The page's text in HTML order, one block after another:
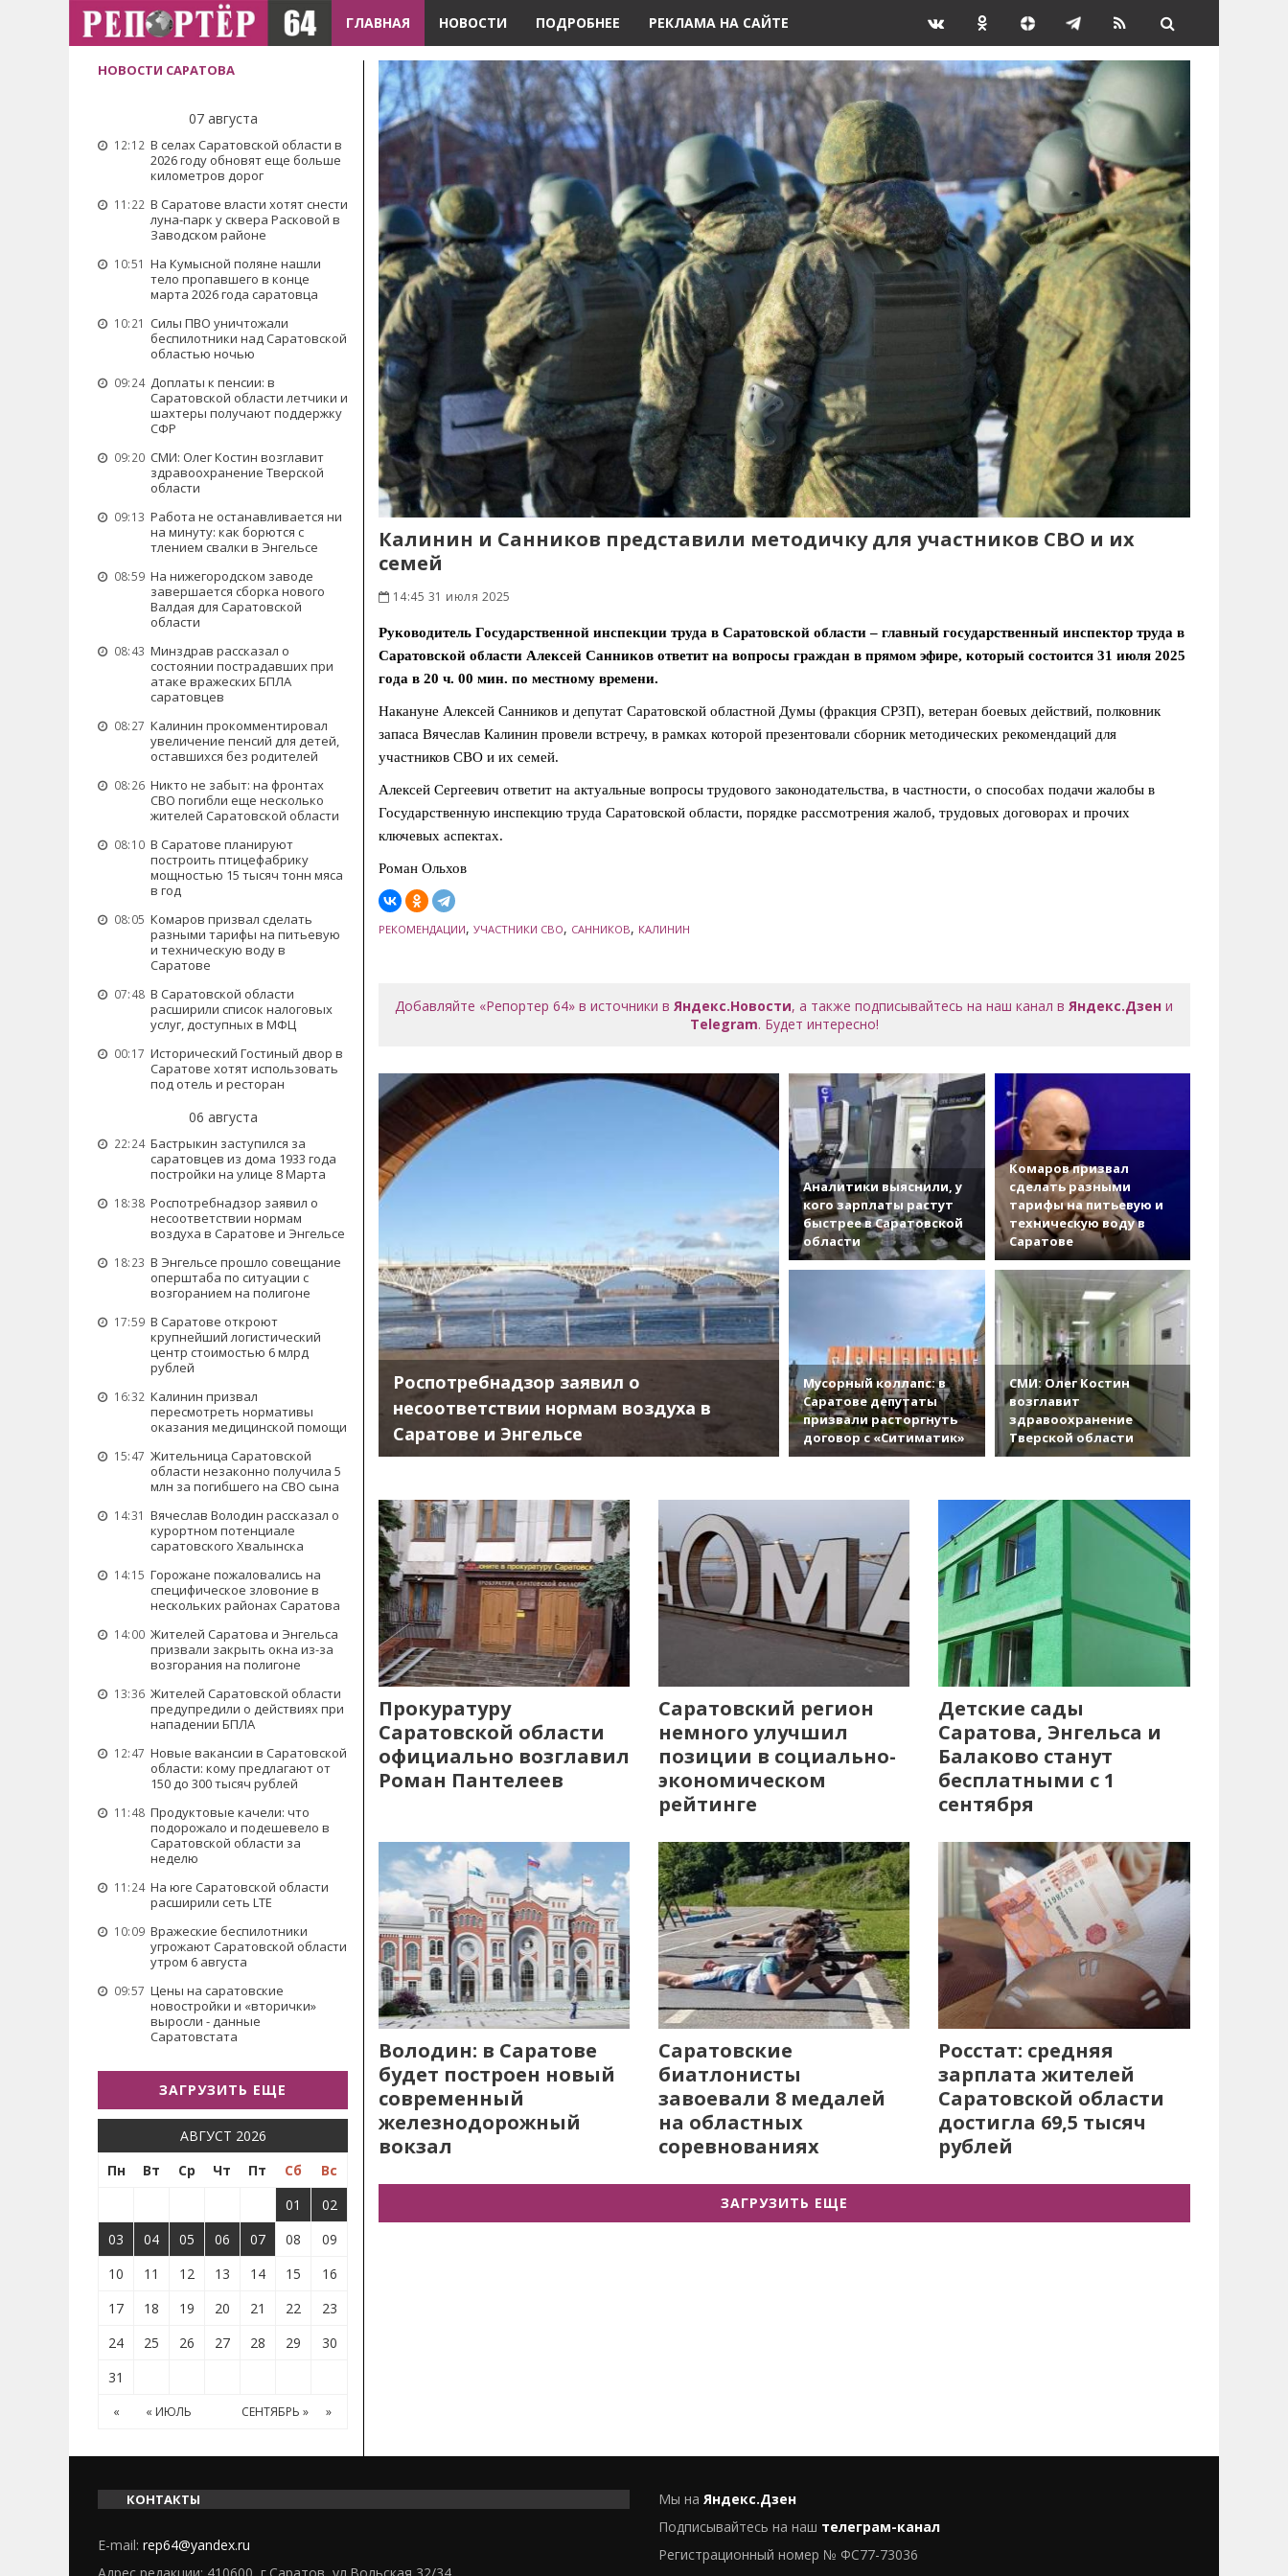
ГЛАВНАЯ НОВОСТИ ПОДРОБНЕЕ РЕКЛАМА НА САЙТЕ
НОВОСТИ САРАТОВА
07 августа
12:12 В селах Саратовской области в
2026 году обновят еще больше
километров дорог
11:22 В Саратове власти хотят снести
луна-парк у сквера Расковой в
Заводском районе
10:51 На Кумысной поляне нашли
тело пропавшего в конце
марта 2026 года саратовца
10:21 Силы ПВО уничтожали
беспилотники над Саратовской
областью ночью
09:24 Доплаты к пенсии: в
Саратовской области летчики и
шахтеры получают поддержку
СФР
09:20 СМИ: Олег Костин возглавит
здравоохранение Тверской
области
09:13 Работа не останавливается ни
на минуту: как борются с
тлением свалки в Энгельсе
08:59 На нижегородском заводе
завершается сборка нового
Валдая для Саратовской
области
08:43 Минздрав рассказал о
состоянии пострадавших при
атаке вражеских БПЛА
саратовцев
08:27 Калинин прокомментировал
увеличение пенсий для детей,
оставшихся без родителей
08:26 Никто не забыт: на фронтах
СВО погибли еще несколько
жителей Саратовской области
08:10 В Саратове планируют
построить птицефабрику
мощностью 15 тысяч тонн мяса
в год
08:05 Комаров призвал сделать
разными тарифы на питьевую
и техническую воду в
Саратове
07:48 В Саратовской области
расширили список налоговых
услуг, доступных в МФЦ
00:17 Исторический Гостиный двор в
Саратове хотят использовать
под отель и ресторан
06 августа
22:24 Бастрыкин заступился за
саратовцев из дома 1933 года
постройки на улице 8 Марта
18:38 Роспотребнадзор заявил о
несоответствии нормам
воздуха в Саратове и Энгельсе
18:23 В Энгельсе прошло совещание
оперштаба по ситуации с
возгоранием на полигоне
17:59 В Саратове откроют
крупнейший логистический
центр стоимостью 6 млрд
рублей
16:32 Калинин призвал
пересмотреть нормативы
оказания медицинской помощи
15:47 Жительница Саратовской
области незаконно получила 5
млн за погибшего на СВО сына
14:31 Вячеслав Володин рассказал о
курортном потенциале
саратовского Хвалынска
14:15 Горожане пожаловались на
специфическое зловоние в
нескольких районах Саратова
14:00 Жителей Саратова и Энгельса
призвали закрыть окна из-за
возгорания на полигоне
13:36 Жителей Саратовской области
предупредили о действиях при
нападении БПЛА
12:47 Новые вакансии в Саратовской
области: кому предлагают от
150 до 300 тысяч рублей
11:48 Продуктовые качели: что
подорожало и подешевело в
Саратовской области за
неделю
11:24 На юге Саратовской области
расширили сеть LTE
10:09 Вражеские беспилотники
угрожают Саратовской области
утром 6 августа
09:57 Цены на саратовские
новостройки и «вторички»
выросли - данные
Саратовстата
ЗАГРУЗИТЬ ЕЩЕ
АВГУСТ 2026
Пн
Вт Ср Чт Пт Сб
Вс
01
02
03
04 05 06 07 08
09
10
11 12 13 14 15
16
17
18 19 20 21 22
23
24
25 26 27 28 29
30
31
« « ИЮЛЬ СЕНТЯБРЬ » »
Калинин и Санников представили методичку для участников СВО и их
семей
14:45 31 июля 2025
Руководитель Государственной инспекции труда в Саратовской области – главный государственный инспектор труда в
Саратовской области Алексей Санников ответит на вопросы граждан в прямом эфире, который состоится 31 июля 2025
года в 20 ч. 00 мин. по местному времени.
Накануне Алексей Санников и депутат Саратовской областной Думы (фракция СРЗП), ветеран боевых действий, полковник
запаса Вячеслав Калинин провели встречу, в рамках которой презентовали сборник методических рекомендаций для
участников СВО и их семей.
Алексей Сергеевич ответит на актуальные вопросы трудового законодательства, в частности, о способах подачи жалобы в
Государственную инспекцию труда Саратовской области, порядке рассмотрения жалоб, трудовых договорах и прочих
ключевых аспектах.
Роман Ольхов
РЕКОМЕНДАЦИИ, УЧАСТНИКИ СВО, САННИКОВ, КАЛИНИН
Добавляйте «Репортер 64» в источники вЯндекс.Новости, а также подписывайтесь на наш канал вЯндекс.Дзен и
Telegram. Будет интересно!
Роспотребнадзор заявил о
несоответствии нормам воздуха в
Саратове и Энгельсе
Аналитики выяснили, у
кого зарплаты растут
быстрее в Саратовской
области
Комаров призвал
сделать разными
тарифы на питьевую и
техническую воду в
Саратове
Мусорный коллапс: в
Саратове депутаты
призвали расторгнуть
договор с «Ситиматик»
СМИ: Олег Костин
возглавит
здравоохранение
Тверской области
Прокуратуру
Саратовской области
официально возглавил
Роман Пантелеев
Саратовский регион
немного улучшил
позиции в социально-
экономическом
рейтинге
Детские сады
Саратова, Энгельса и
Балаково станут
бесплатными с 1
сентября
Володин: в Саратове
будет построен новый
современный
железнодорожный
вокзал
Саратовские
биатлонисты
завоевали 8 медалей
на областных
соревнованиях
Росстат: средняя
зарплата жителей
Саратовской области
достигла 69,5 тысяч
рублей
ЗАГРУЗИТЬ ЕЩЕ
КОНТАКТЫ
E-mail: rep64@yandex.ru
Мы на Яндекс.Дзен
Подписывайтесь на наш телеграм-канал
Регистрационный номер № ФС77-73036